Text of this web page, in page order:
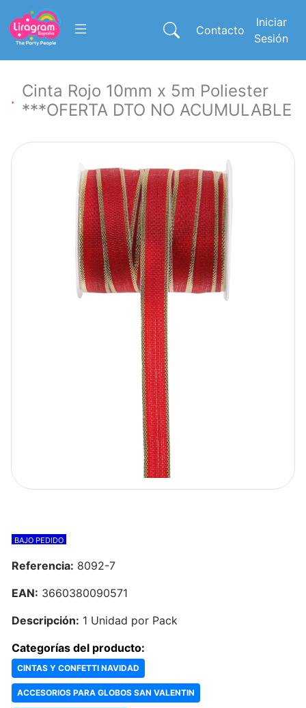
Contacto
Iniciar
Sesión
Cinta Rojo 10mm x 5m Poliester
***OFERTA DTO NO ACUMULABLE
BAJO PEDIDO
Referencia: 8092-7
EAN: 3660380090571
Descripción: 1 Unidad por Pack
Categorías del producto:
CINTAS Y CONFETTI NAVIDAD
ACCESORIOS PARA GLOBOS SAN VALENTIN